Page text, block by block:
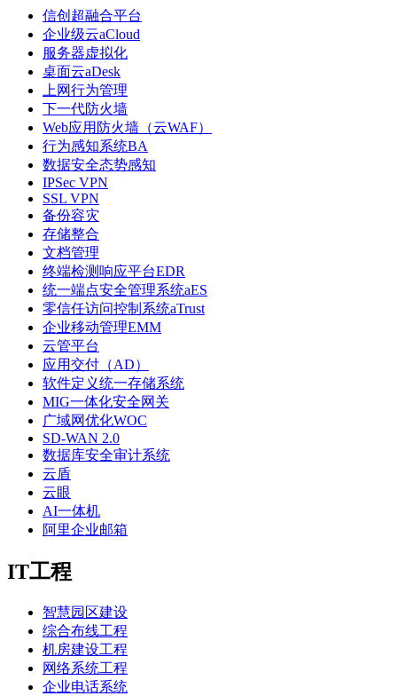
信创超融合平台
企业级云aCloud
服务器虚拟化
桌面云aDesk
上网行为管理
下一代防火墙
Web应用防火墙（云WAF）
行为感知系统BA
数据安全态势感知
IPSec VPN
SSL VPN
备份容灾
存储整合
文档管理
终端检测响应平台EDR
统一端点安全管理系统aES
零信任访问控制系统aTrust
企业移动管理EMM
云管平台
应用交付（AD）
软件定义统一存储系统
MIG一体化安全网关
广域网优化WOC
SD-WAN 2.0
数据库安全审计系统
云盾
云眼
AI一体机
阿里企业邮箱
IT工程
智慧园区建设
综合布线工程
机房建设工程
网络系统工程
企业电话系统